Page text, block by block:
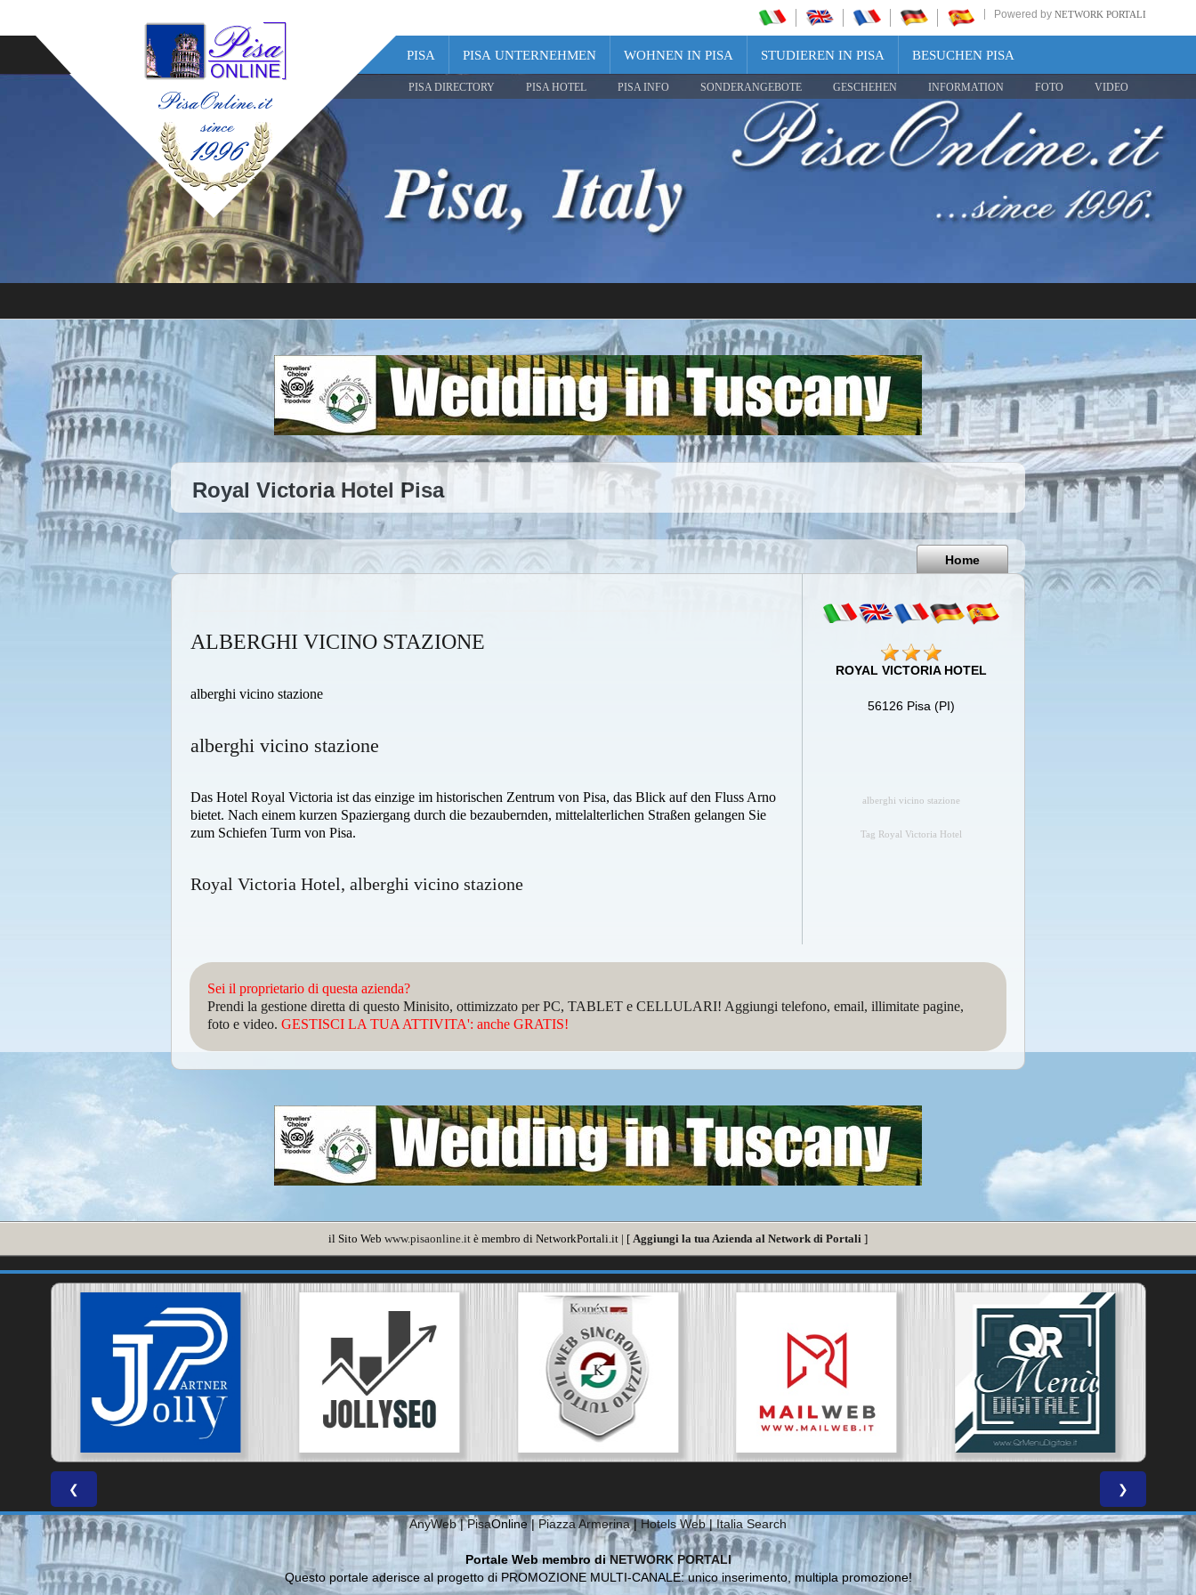
Powered by NETWORK PORTALI
PISA PISA UNTERNEHMEN WOHNEN IN PISA STUDIEREN IN PISA BESUCHEN PISA
PISA DIRECTORY PISA HOTEL PISA INFO SONDERANGEBOTE GESCHEHEN INFORMATION FOTO VIDEO
Share
Pisa
Italy
Royal Victoria Hotel Pisa
Home
ALBERGHI VICINO STAZIONE
alberghi vicino stazione
alberghi vicino stazione
Das Hotel Royal Victoria ist das einzige im historischen Zentrum von Pisa, das Blick auf den Fluss Arno
bietet. Nach einem kurzen Spaziergang durch die bezaubernden, mittelalterlichen Straßen gelangen Sie
zum Schiefen Turm von Pisa.
Royal Victoria Hotel, alberghi vicino stazione
ROYAL VICTORIA HOTEL
56126 Pisa (PI)
alberghi vicino stazione
Tag Royal Victoria Hotel
Sei il proprietario di questa azienda?
Prendi la gestione diretta di questo Minisito, ottimizzato per PC, TABLET e CELLULARI! Aggiungi telefono, email, illimitate pagine,
foto e video. GESTISCI LA TUA ATTIVITA': anche GRATIS!
il Sito Web www.pisaonline.it è membro di NetworkPortali.it | [ Aggiungi la tua Azienda al Network di Portali ]
❮ ❯
AnyWeb|PisaOnline | Piazza Armerina|Hotels Web | Italia Search
Portale Web membro diNETWORK PORTALI
Questo portale aderisce al progetto di PROMOZIONE MULTI-CANALE: unico inserimento, multipla promozione!